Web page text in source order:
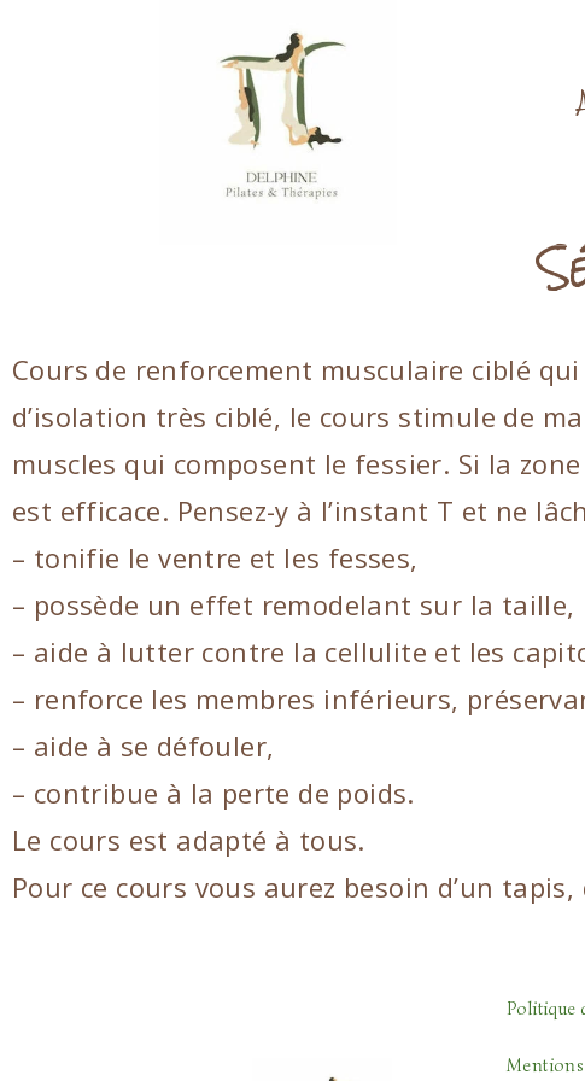
Cours de renforcement musculaire ciblé
d’isolation très ciblé, le cours stimule de
muscles qui composent le fessier. Si la
est efficace. Pensez-y à l’instant T et ne
– tonifie le ventre et les fesses,
– possède un effet remodelant sur la taille,
– aide à lutter contre la cellulite et les
– renforce les membres inférieurs,
– aide à se défouler,
– contribue à la perte de poids.
Le cours est adapté à tous.
Pour ce cours vous aurez besoin d’un
Politique
Mentions